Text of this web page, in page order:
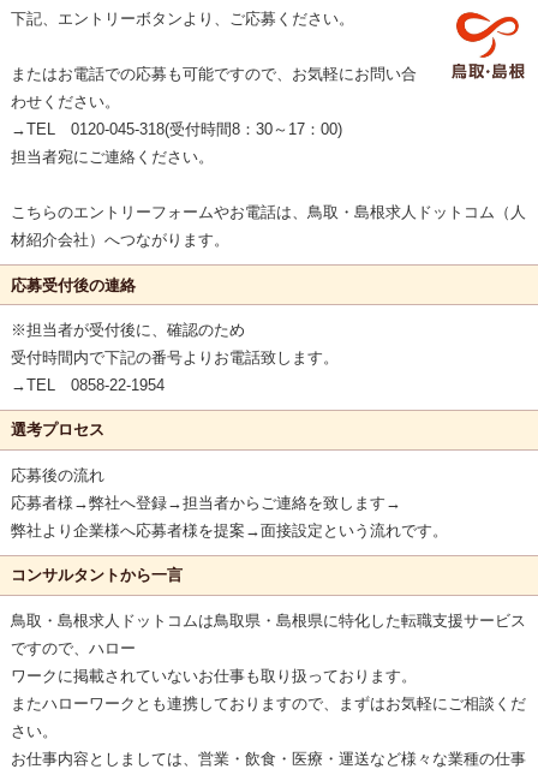
下記、エントリーボタンより、ご応募ください。
またはお電話での応募も可能ですので、お気軽にお問い合
わせください。
→TEL 0120-045-318(受付時間8：30～17：00)
担当者宛にご連絡ください。
こちらのエントリーフォームやお電話は、鳥取・島根求人ドットコム（人
材紹介会社）へつながります。
応募受付後の連絡
※担当者が受付後に、確認のため
受付時間内で下記の番号よりお電話致します。
→TEL 0858-22-1954
選考プロセス
応募後の流れ
応募者様→弊社へ登録→担当者からご連絡を致します→
弊社より企業様へ応募者様を提案→面接設定という流れです。
コンサルタントから一言
鳥取・島根求人ドットコムは鳥取県・島根県に特化した転職支援サービス
ですので、ハロー
ワークに掲載されていないお仕事も取り扱っております。
またハローワークとも連携しておりますので、まずはお気軽にご相談くだ
さい。
お仕事内容としましては、営業・飲食・医療・運送など様々な業種の仕事